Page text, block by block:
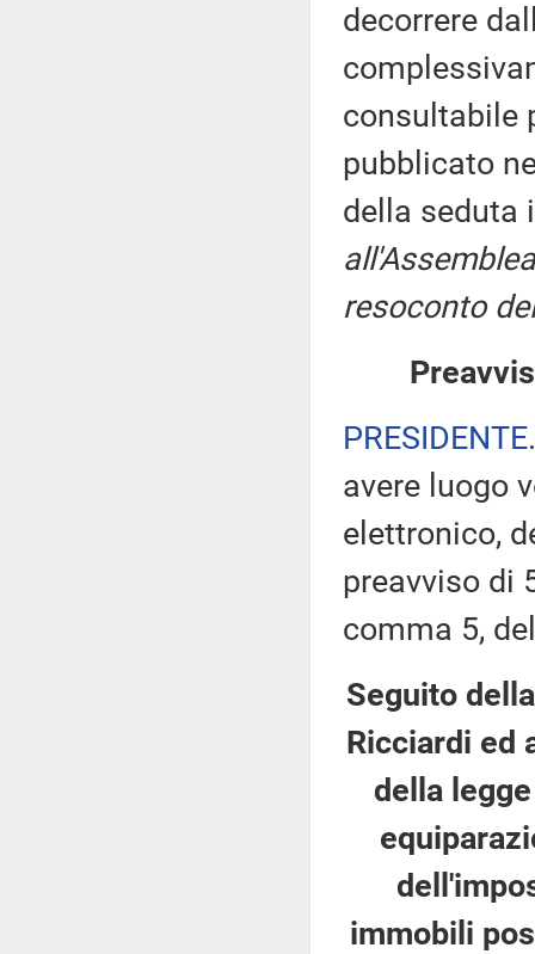
decorrere
consultabile
pubblicato
della seduta
resoconto
PRESIDENTE
avere luogo
elettronico,
preavviso di
comma 5,
Seguito
Ricciardi ed
della
immobili